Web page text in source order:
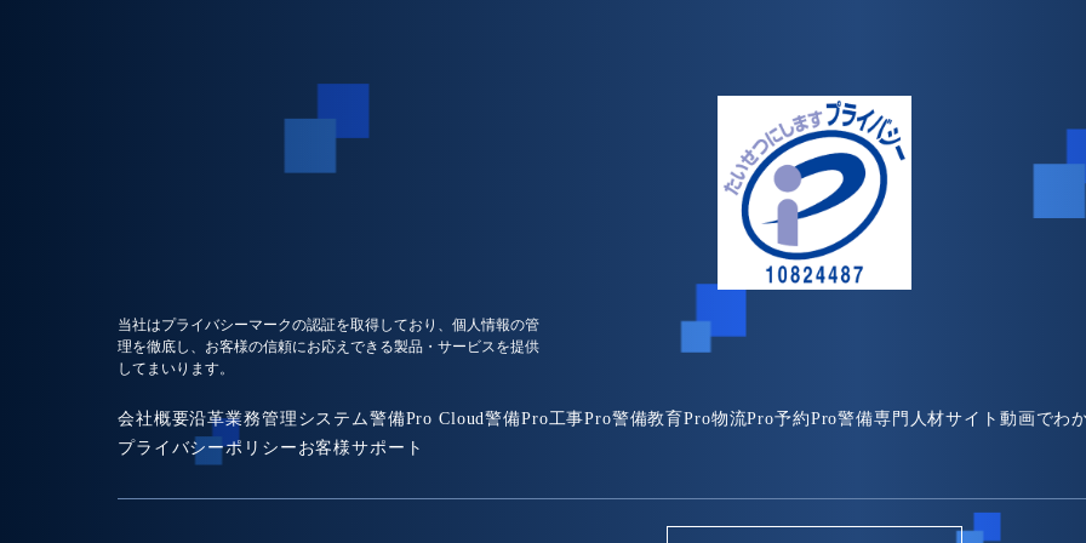
当社はプライバシーマークの認証を取得しており、個人情報の管
理を徹底し、お客様の信頼にお応えできる製品・サービスを提供
してまいります。
会社概要沿革業務管理システム警備Pro Cloud警備Pro工事Pro警備教育Pro物流Pro予約Pro警備専門人材サイト 動画でわ
プライバシーポリシー お客様サポート